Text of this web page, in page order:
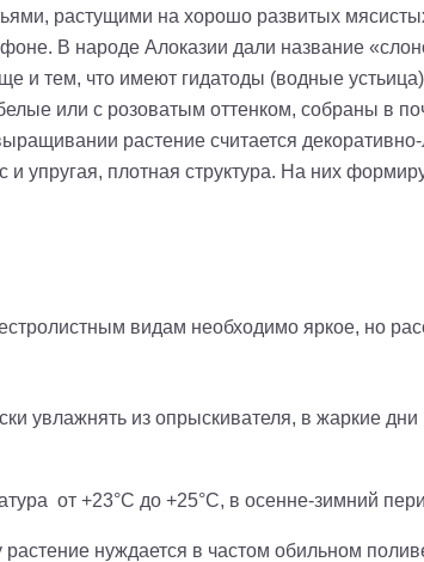
растущими на хорошо развитых
В народе Алоказии дали название
и тем, что имеют гидатоды (водные
или с розоватым оттенком, собраны в
растение считается
упругая, плотная структура. На них
видам необходимо яркое, но
увлажнять из опрыскивателя, в жаркие
от +23°C до +25°C, в осенне-зимний
нуждается в частом обильном